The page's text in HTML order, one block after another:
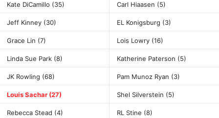
Kate DiCamillo (35) Carl Hiaasen (5)
Jeff Kinney (30) EL Konigsburg (3)
Grace Lin (7) Lois Lowry (16)
Linda Sue Park (8) Katherine Paterson (5)
JK Rowling (68) Pam Munoz Ryan (3)
Louis Sachar (27) Shel Silverstein (5)
Rebecca Stead (4) RL Stine (8)